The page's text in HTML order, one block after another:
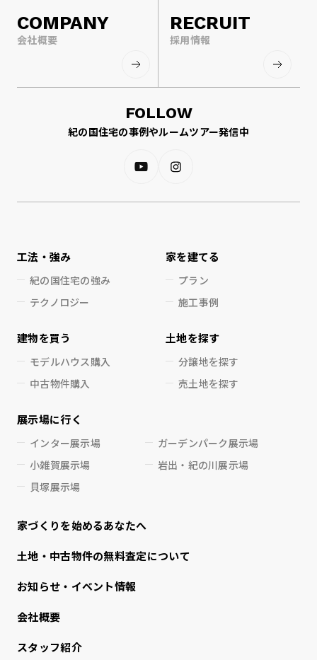
COMPANY
会社概要
RECRUIT
採用情報
FOLLOW
紀の国住宅の事例やルームツアー発信中
工法・強み
紀の国住宅の強み
テクノロジー
家を建てる
プラン
施工事例
建物を買う
モデルハウス購入
中古物件購入
土地を探す
分譲地を探す
売土地を探す
展示場に行く
インター展示場
ガーデンパーク展示場
小雑賀展示場
岩出・紀の川展示場
貝塚展示場
家づくりを始めるあなたへ
⼟地・中古物件の無料査定について
お知らせ・イベント情報
会社概要
スタッフ紹介